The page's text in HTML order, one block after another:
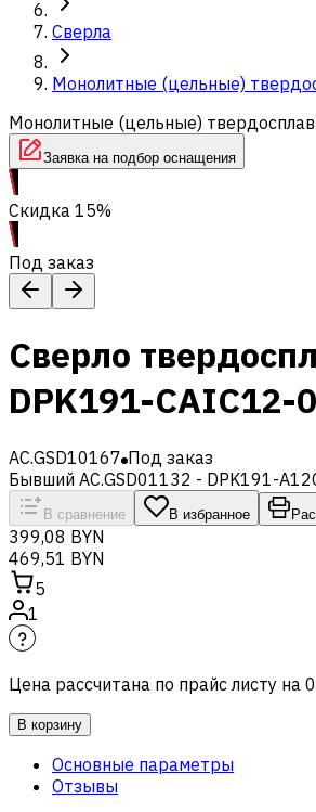
Сверла
Монолитные (цельные)
Монолитные (цельные)
Заявка на подбор оснащения
Скидка 15%
Под заказ
Сверло
DPK191-CAIC12-
AC.GSD10167 Под заказ
Бывший AC.GSD01132 - DPK191-
В сравнение В избранное
399,08 BYN
469,51 BYN
5
1
Цена рассчитана по прайс листу на
В корзину
Основные параметры
Отзывы